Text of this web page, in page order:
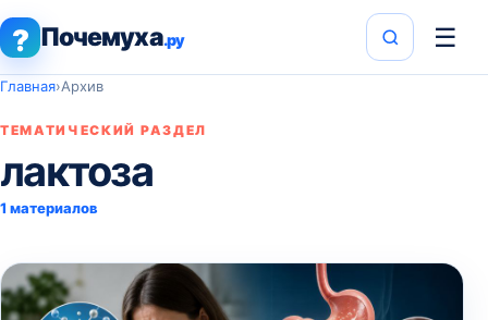
? Почемуха.ру ☰
Главная›Архив
ТЕМАТИЧЕСКИЙ РАЗДЕЛ
лактоза
1 материалов